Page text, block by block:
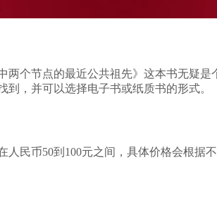
个节点的最近公共祖先》这本书无疑
，并可以选择电子书或纸质书的形式。
民币50到100元之间，具体价格会根